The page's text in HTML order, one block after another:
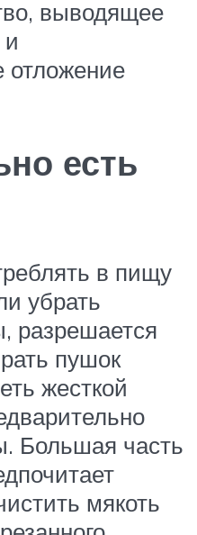
выводящее
есть
в пищу
убрать
разрешается
пушок
жесткой
Большая часть
мякоть